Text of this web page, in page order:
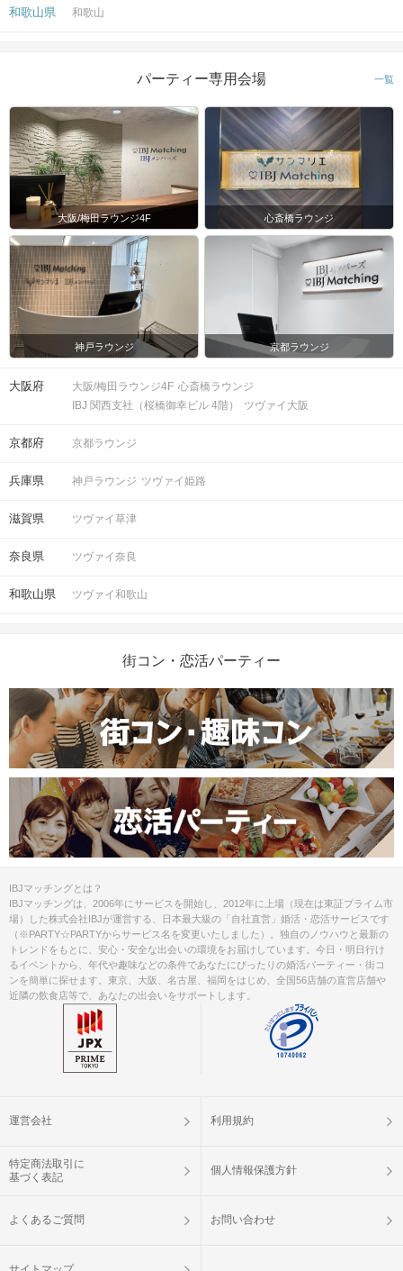
和歌山県 和歌山
パーティー専用会場 一覧
大阪/梅田ラウンジ4F 心斎橋ラウンジ
神戸ラウンジ 京都ラウンジ
大阪府 大阪/梅田ラウンジ4F 心斎橋ラウンジ
IBJ 関西支社（桜橋御幸ビル 4階）
ツヴァイ大阪
京都府 京都ラウンジ
兵庫県 神戸ラウンジ ツヴァイ姫路
滋賀県 ツヴァイ草津
奈良県 ツヴァイ奈良
和歌山県 ツヴァイ和歌山
街コン・恋活パーティー
IBJマッチングとは？
IBJマッチングは、2006年にサービスを開始し、2012年に上場（現在は東証プライム市
場）した株式会社IBJが運営する、日本最大級の「自社直営」婚活・恋活サービスです
（※PARTY☆PARTYからサービス名を変更いたしました）。独自のノウハウと最新の
トレンドをもとに、安心・安全な出会いの環境をお届けしています。今日・明日行け
るイベントから、年代や趣味などの条件であなたにぴったりの婚活パーティー・街コ
ンを簡単に探せます。東京、大阪、名古屋、福岡をはじめ、全国56店舗の直営店舗や
近隣の飲食店等で、あなたの出会いをサポートします。
運営会社 利用規約
特定商法取引に
基づく表記
個人情報保護方針
よくあるご質問 お問い合わせ